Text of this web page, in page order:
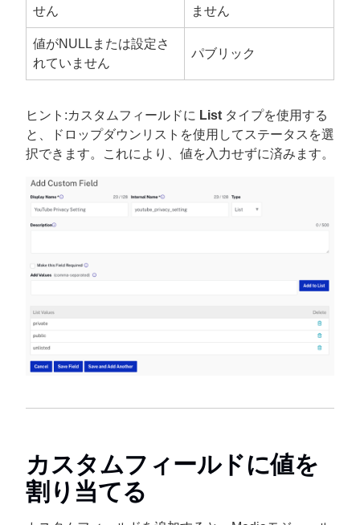
せん
ません
値がNULLまたは設定さ
れていません
パブリック
ヒント:カスタムフィールドに List タイプを使用する
と、ドロップダウンリストを使用してステータスを選
択できます。これにより、値を入力せずに済みます。
カスタムフィールドに値を
割り当てる